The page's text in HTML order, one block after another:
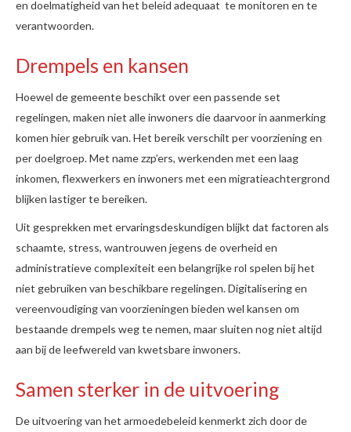
en doelmatigheid van het beleid adequaat te monitoren en te
verantwoorden.
Drempels en kansen
Hoewel de gemeente beschikt over een passende set
regelingen, maken niet alle inwoners die daarvoor in aanmerking
komen hier gebruik van. Het bereik verschilt per voorziening en
per doelgroep. Met name zzp’ers, werkenden met een laag
inkomen, flexwerkers en inwoners met een migratieachtergrond
blijken lastiger te bereiken.
Uit gesprekken met ervaringsdeskundigen blijkt dat factoren als
schaamte, stress, wantrouwen jegens de overheid en
administratieve complexiteit een belangrijke rol spelen bij het
niet gebruiken van beschikbare regelingen. Digitalisering en
vereenvoudiging van voorzieningen bieden wel kansen om
bestaande drempels weg te nemen, maar sluiten nog niet altijd
aan bij de leefwereld van kwetsbare inwoners.
Samen sterker in de uitvoering
De uitvoering van het armoedebeleid kenmerkt zich door de